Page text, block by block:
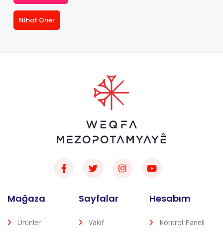
Nîhat Oner
Mağaza
Ürünler
Sayfalar
Vakıf
Hesabım
Kontrol Paneli